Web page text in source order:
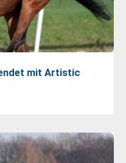
mit Artistic